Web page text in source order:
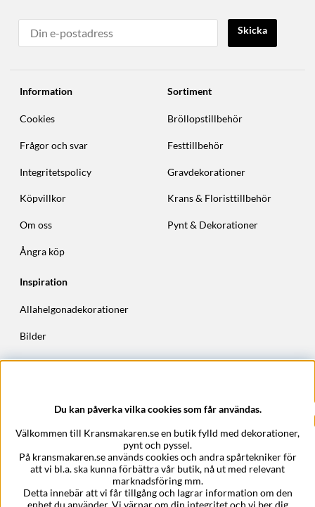
Skicka
Information
Cookies
Frågor och svar
Integritetspolicy
Köpvillkor
Om oss
Ångra köp
Sortiment
Bröllopstillbehör
Festtillbehör
Gravdekorationer
Krans & Floristtillbehör
Pynt & Dekorationer
Inspiration
Allahelgonadekorationer
Bilder
Höstkransar
Epost:support@kransmakaren.se
Du kan påverka vilka cookies som får användas.
Välkommen till Kransmakaren.se en butik fylld med dekorationer,
pynt och pyssel.
På kransmakaren.se används cookies och andra spårtekniker för
att vi bl.a. ska kunna förbättra vår butik, nå ut med relevant
marknadsföring mm.
Detta innebär att vi får tillgång och lagrar information om den
enhet du använder. Vi värnar om din integritet och vi ber dig